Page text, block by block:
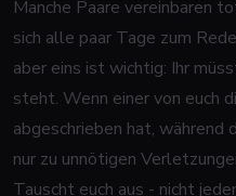
Manche Paare vereinbaren
sich alle paar Tage zum
aber eins ist wichtig: Ihr
steht. Wenn einer von euch
abgeschrieben hat, während
nur zu unnötigen
Tauscht euch aus - nicht